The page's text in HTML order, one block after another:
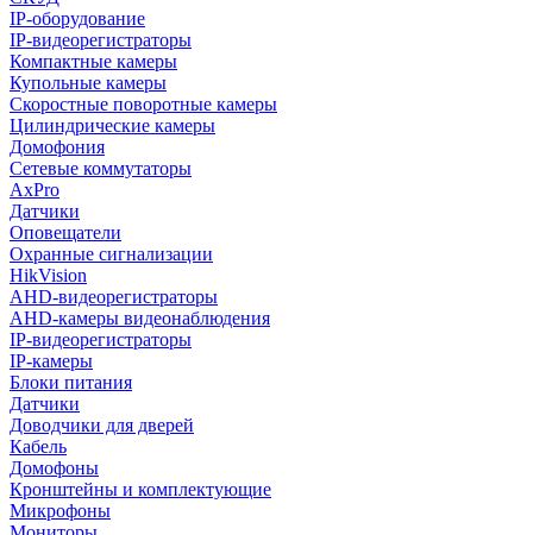
IP-оборудование
IP-видеорегистраторы
Компактные камеры
Купольные камеры
Скоростные поворотные камеры
Цилиндрические камеры
Домофония
Сетевые коммутаторы
AxPro
Датчики
Оповещатели
Охранные сигнализации
HikVision
AHD-видеорегистраторы
AHD-камеры видеонаблюдения
IP-видеорегистраторы
IP-камеры
Блоки питания
Датчики
Доводчики для дверей
Кабель
Домофоны
Кронштейны и комплектующие
Микрофоны